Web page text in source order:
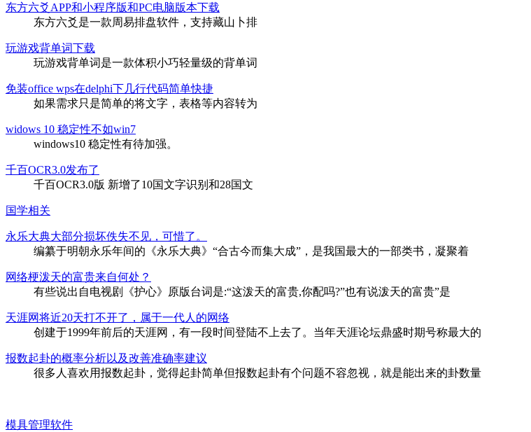
东方六爻APP和小程序版和PC电脑版本下载
东方六爻是一款周易排盘软件，支持藏山卜排
玩游戏背单词下载
玩游戏背单词是一款体积小巧轻量级的背单词
免装office wps在delphi下几行代码简单快捷
如果需求只是简单的将文字，表格等内容转为
widows 10 稳定性不如win7
windows10 稳定性有待加强。
千百OCR3.0发布了
千百OCR3.0版 新增了10国文字识别和28国文
国学相关
永乐大典大部分损坏佚失不见，可惜了。
编纂于明朝永乐年间的《永乐大典》“合古今而集大成”，是我国最大的一部类书，凝聚着
网络梗泼天的富贵来自何处？
有些说出自电视剧《护心》原版台词是:“这泼天的富贵,你配吗?”也有说泼天的富贵”是
天涯网将近20天打不开了，属于一代人的网络
创建于1999年前后的天涯网，有一段时间登陆不上去了。当年天涯论坛鼎盛时期号称最大的
报数起卦的概率分析以及改善准确率建议
很多人喜欢用报数起卦，觉得起卦简单但报数起卦有个问题不容忽视，就是能出来的卦数量
模具管理软件